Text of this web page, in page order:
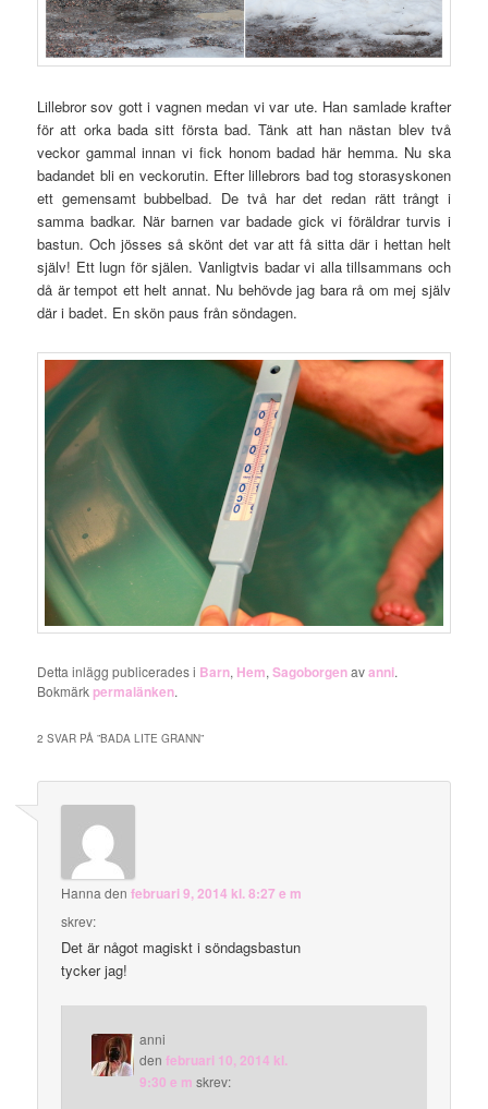
Lillebror sov gott i vagnen medan vi var ute. Han samlade krafter
för att orka bada sitt första bad. Tänk att han nästan blev två
veckor gammal innan vi fick honom badad här hemma. Nu ska
badandet bli en veckorutin. Efter lillebrors bad tog storasyskonen
ett gemensamt bubbelbad. De två har det redan rätt trångt i
samma badkar. När barnen var badade gick vi föräldrar turvis i
bastun. Och jösses så skönt det var att få sitta där i hettan helt
själv! Ett lugn för själen. Vanligtvis badar vi alla tillsammans och
då är tempot ett helt annat. Nu behövde jag bara rå om mej själv
där i badet. En skön paus från söndagen.
Detta inlägg publicerades i Barn, Hem,Sagoborgenavanni.
Bokmärkpermalänken.
2 SVAR PÅ ”BADA LITE GRANN”
Hannadenfebruari 9, 2014 kl. 8:27 e m
skrev:
Det är något magiskt i söndagsbastun
tycker jag!
anni
denfebruari 10, 2014 kl.
9:30 e m skrev: